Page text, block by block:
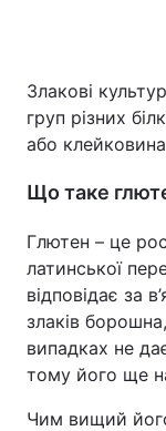
Злакові
груп різних
або
Що таке
Глютен – це
латинської
відповідає за
злаків
випадках не
тому його ще
Чим вищий